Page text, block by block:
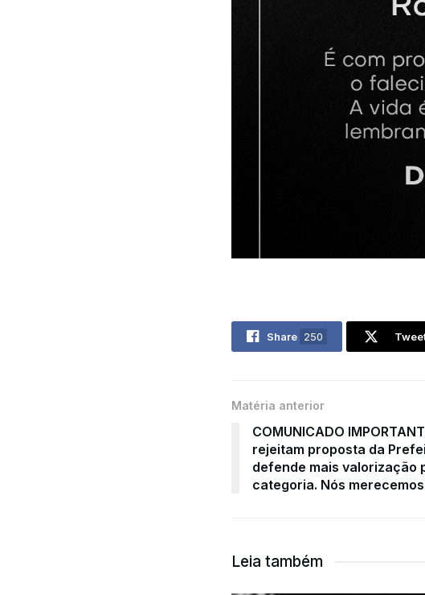
Share 250
Matéria anterior
COMUNICADO
rejeitam proposta da
defende mais valorização
categoria. Nós
Leia também